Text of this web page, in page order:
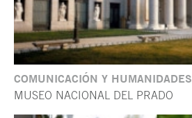
COMUNICACIÓN Y HUMANIDADES
MUSEO NACIONAL DEL PRADO